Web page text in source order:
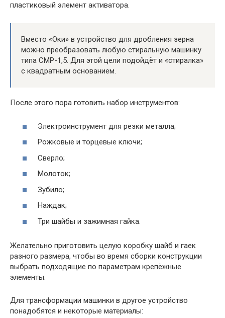
пластиковый элемент активатора.
Вместо «Оки» в устройство для дробления зерна
можно преобразовать любую стиральную машинку
типа СМР-1,5. Для этой цели подойдёт и «стиралка»
с квадратным основанием.
После этого пора готовить набор инструментов:
Электроинструмент для резки металла;
Рожковые и торцевые ключи;
Сверло;
Молоток;
Зубило;
Наждак;
Три шайбы и зажимная гайка.
Желательно приготовить целую коробку шайб и гаек
разного размера, чтобы во время сборки конструкции
выбрать подходящие по параметрам крепёжные
элементы.
Для трансформации машинки в другое устройство
понадобятся и некоторые материалы: